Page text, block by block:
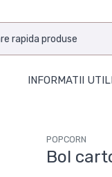
INFORMATII
POPCORN
Bol